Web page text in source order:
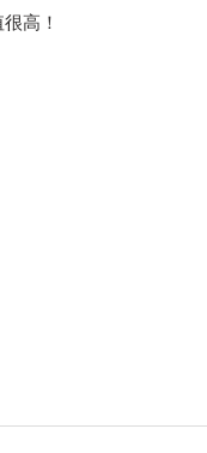
高！